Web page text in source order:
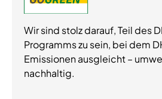
Wir sind stolz darauf, Teil des
Programms zu sein, bei dem
Emissionen ausgleicht –
nachhaltig.